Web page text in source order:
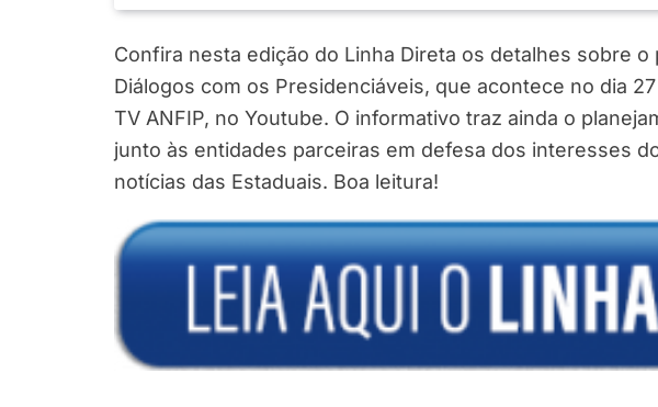
Confira nesta edição do Linha Direta os detalhes sobre
Diálogos com os Presidenciáveis, que acontece no dia
TV ANFIP, no Youtube. O informativo traz ainda o
junto às entidades parceiras em defesa dos interesses
notícias das Estaduais. Boa leitura!